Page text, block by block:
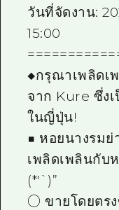
วันที่จัดงาน:
15:00
◆กรุณาเพลิดเ
จาก Kure ซึ่ง
ในญี่ปุ่น!
■ หอยนางรมย่
เพลิดเพลินกับ
(*'`)”
○ ขายโดยตร